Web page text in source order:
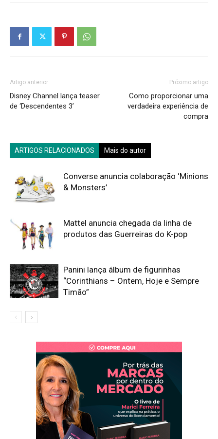
Artigo anterior
Disney Channel lança teaser
de ‘Descendentes 3’
Próximo artigo
Como proporcionar uma
verdadeira experiência de
compra
ARTIGOS RELACIONADOS Mais do autor
Converse anuncia colaboração ‘Minions
& Monsters’
Mattel anuncia chegada da linha de
produtos das Guerreiras do K-pop
Panini lança álbum de figurinhas
“Corinthians – Ontem, Hoje e Sempre
Timão”